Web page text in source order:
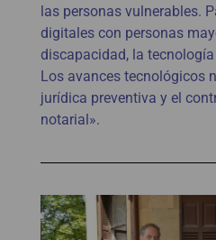
las personas vulnerables.
digitales con personas
discapacidad, la
Los avances tecnológicos
jurídica preventiva y el
notarial».